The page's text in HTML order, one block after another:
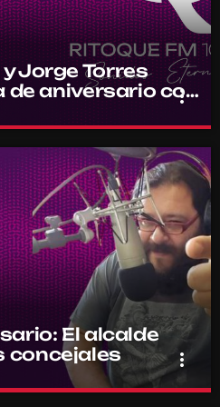
Jorge Torres
de aniversario con
RitoqueFM
more_vert
Jorge Torres
aniversario con
RitoqueFM
Morales y Jorge Torres
RitoqueFM
aniversario 21 de Ritoque FM
close
El alcalde
concejales
more_vert